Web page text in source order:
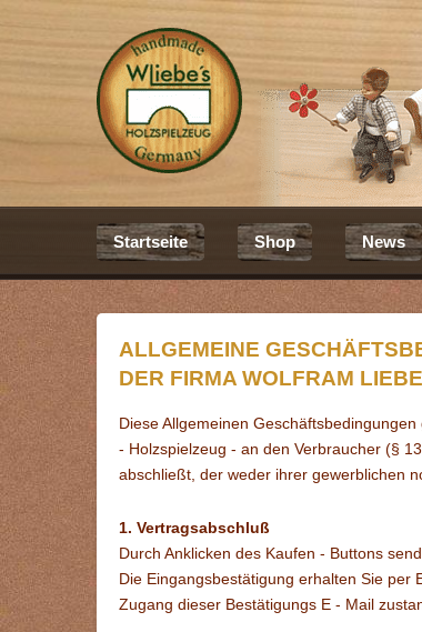
Startseite Shop News
ALLGEMEINE
DER FIRMA WOLFRAM
Diese Allgemeinen
- Holzspielzeug - an den Ver­brau­­cher (§
abschließt, der weder ihrer gewerblichen
1. Vertragsabschluß
Durch Anklicken des Kaufen - Buttons
Die Eingangsbestätigung erhalten Sie per
Zugang dieser Bestätigungs E - Mail